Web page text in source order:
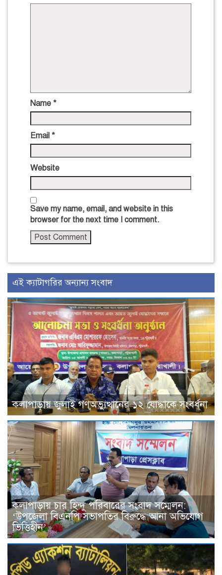
Name *
Email *
Website
Save my name, email, and website in this
browser for the next time I comment.
এই ক্যাটাগরির অন্যান্য সংবাদ
কলাপাড়ায় জুলাই গণঅভ্যুত্থানের ১২ যোদ্ধাকে সংবর্ধনা
কলাপাড়ায় চার হিন্দু পরিবারের সংবাদ সম্মেলন:
‘উপজেলা বিএনপি সভাপতির বিরুদ্ধে আনা অভিযোগ
ভিত্তিহীন’